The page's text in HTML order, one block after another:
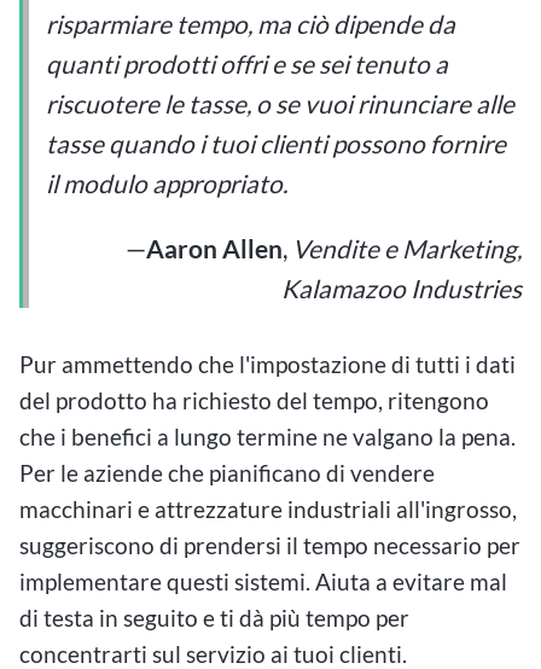
risparmiare tempo, ma ciò dipende da
quanti prodotti offri e se sei tenuto a
riscuotere le tasse, o se vuoi rinunciare alle
tasse quando i tuoi clienti possono fornire
il modulo appropriato.
—Aaron Allen, Vendite e Marketing,
Kalamazoo Industries
Pur ammettendo che l'impostazione di tutti i dati
del prodotto ha richiesto del tempo, ritengono
che i benefici a lungo termine ne valgano la pena.
Per le aziende che pianificano di vendere
macchinari e attrezzature industriali all'ingrosso,
suggeriscono di prendersi il tempo necessario per
implementare questi sistemi. Aiuta a evitare mal
di testa in seguito e ti dà più tempo per
concentrarti sul servizio ai tuoi clienti.